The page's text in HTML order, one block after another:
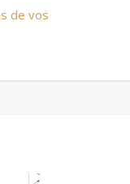
de vos